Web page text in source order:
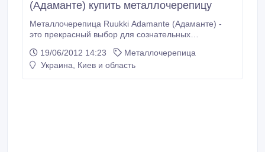
(Адаманте) купить металлочерепицу
Металлочерепица Ruukki Adamante (Адаманте) -
это прекрасный выбор для сознательных
новых цвета в покрытии Pural® Matt, "Красное вино"
и "Баклажан", идеально дополняют изысканный и
19/06/2012 14:23
Металлочерепица
Украина, Киев и область